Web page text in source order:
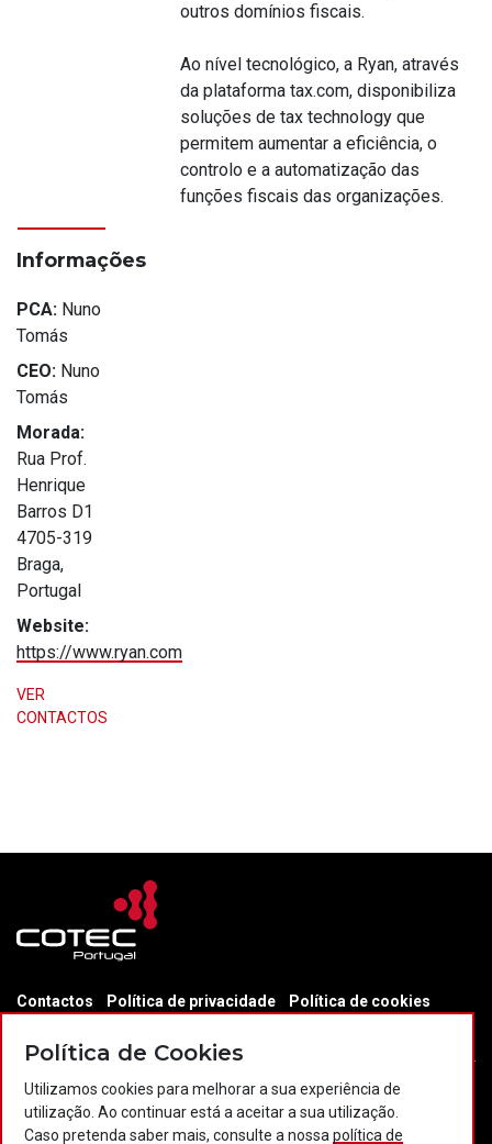
outros domínios fiscais.
Ao nível tecnológico, a Ryan, através
da plataforma tax.com, disponibiliza
soluções de tax technology que
permitem aumentar a eficiência, o
controlo e a automatização das
funções fiscais das organizações.
Informações
PCA: Nuno
Tomás
CEO: Nuno
Tomás
Morada:
Rua Prof.
Henrique
Barros D1
4705-319
Braga,
Portugal
Website:
https://www.ryan.com
VER
CONTACTOS
Contactos Política de privacidade
Política de cookies
© 2026 COTEC Portugal. Todos os direitos reservados.
Política de Cookies
Utilizamos cookies para melhorar a sua experiência de
utilização. Ao continuar está a aceitar a sua utilização.
Caso pretenda saber mais, consulte a nossa política de